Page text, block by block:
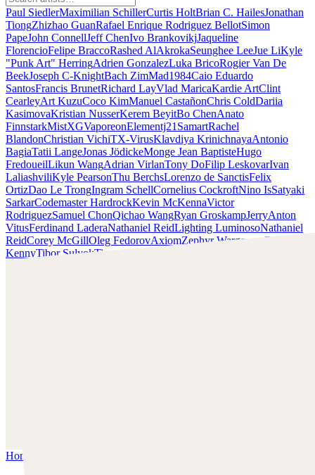
Paul SiedlerMaximilian SchillerCurtis HoltBrian C. HailesJonathan
TiongZhizhao GuanRafael Enrique Rodriguez BellotSimon
PapeJohn ConnellJeff ChenIvo BrankovikjJaqueline
FlorencioFelipe BraccoRashed AlAkrokaSeunghee LeeJue LiKyle
"Punk Art" HerringAdrien GonzalezLuka BricoRogier Van De
BeekJoseph C-KnightBach ZimMad1984Caio Eduardo
SantosFrancis BrunetRichard LayVlad MaricaKardie ArtClint
CearleyArt KuzuCoco KimManuel CastañonChris ColdDariia
KasimovaKristian NusserKerem BeyitBo ChenAnato
FinnstarkMistXGVaporeonElementj21 SamartRachel
BlandonChristian VichiTX-VirusKlavdiya KrinichnayaAntonio
BagiaTatii LangeJonas JödickeMonge Jean BaptisteHugo
FredoueilLikun WangAdrian VirlanTony DoFilip LeskovarIvan
LaliashviliKyle PearsonThu BerchsLorenzo de SanctisFelix
OrtizDao Le TrongIngram SchellCornelius CockroftNino IsSatyaki
SarkarCodemaster HardrockKevin McKennaVictor
RodriguezSamuel ChonQichao WangRyan GroskampJerryAnton
VitusFerdinand LaderaNathaniel ReidLighting LuminosoNathaniel
ReidCorey McGillOleg FedorovAxiomZephyr Wargames
Gonzalo
KennyTibor SulyokTimmy the Sorcerer
Home